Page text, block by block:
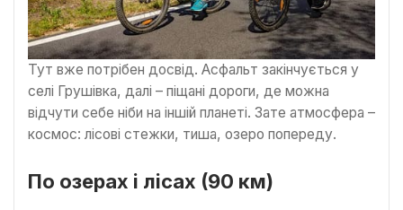
Тут вже потрібен досвід. Асфальт закінчується у
селі Грушівка, далі – піщані дороги, де можна
відчути себе ніби на іншій планеті. Зате атмосфера –
космос: лісові стежки, тиша, озеро попереду.
По озерах і лісах (90 км)